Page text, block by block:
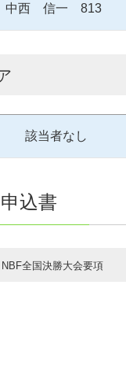
中西 信一 813
該当者なし
込書
NBF全国決勝大会要項